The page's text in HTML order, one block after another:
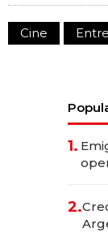
Cine
1.
2.